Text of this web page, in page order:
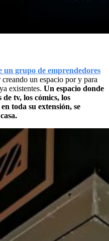
un grupo de emprendedores
un espacio por y para
existentes. Un espacio donde
tv, los cómics, los
toda su extensión, se